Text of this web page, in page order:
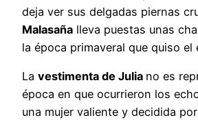
deja ver sus delgadas piernas
Malasaña lleva puestas unas
la época primaveral que quiso el
La vestimenta de Julia no es
época en que ocurrieron los
una mujer valiente y decidida